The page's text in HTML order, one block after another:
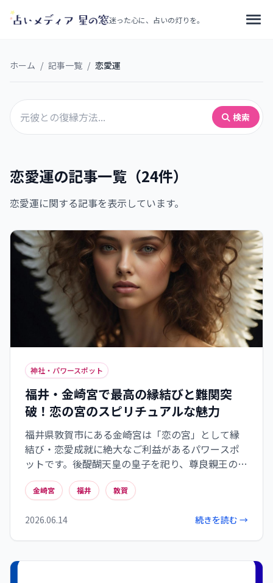
迷った心に、占いの灯りを。
ホーム / 記事一覧 / 恋愛運
検索
恋愛運の記事一覧（24件）
恋愛運に関する記事を表示しています。
神社・パワースポット
福井・金崎宮で最高の縁結びと難関突
破！恋の宮のスピリチュアルな魅力
福井県敦賀市にある金崎宮は「恋の宮」として縁
結び・恋愛成就に絶大なご利益があるパワースポ
ットです。後醍醐天皇の皇子を祀り、尊良親王の恋
愛伝説や「花換まつり」がその由来。また、織田
信長が難を逃れた「金ヶ崎の退き口」の地である
す。歴史的な背景が育んだスピリチュアルなエネル
ギーが、あなたの人生の転換期を力強くサポート
金崎宮 福井 敦賀
2026.06.14 続きを読む →